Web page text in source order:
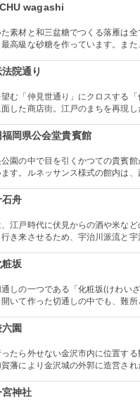
wagashi
素材と和三盆糖でつくる落雁は
高級な砂糖を作っています。また
しています。
法院通り
む「仲見世通り」にクロスする「
した商店街。江戸のまちを再現し
。多彩なお店が並んでいて、買い物
福岡県公会堂貴賓館
公園の中で目を引くかつての貴賓
す。ルネッサンス様式の館内は、
豪華な気分にさせてくれます。
石舟
江戸時代に伏見からの酒や米な
き来させるため、宇治川派流と宇
かつての港町伏見を偲ぶ屋形船仕
た。
粧坂
しの一つである「化粧坂(けわい
いて作った切通しの中でも、難所
ルやブーツは厳禁です！頂上の源氏
当を食べるのもお勧めです。
六園
たら外せない金沢市内に位置す
藩により金沢城の外郭に造営され
園と並んで、日本三名園の一つ。
は国の特別名勝に指定。
宮神社